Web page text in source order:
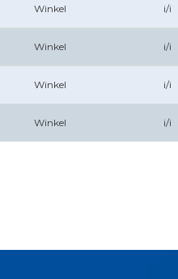
Winkel i/i
Winkel i/i
Winkel i/i
Winkel i/i